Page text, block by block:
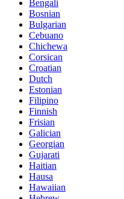
Bengali
Bosnian
Bulgarian
Cebuano
Chichewa
Corsican
Croatian
Dutch
Estonian
Filipino
Finnish
Frisian
Galician
Georgian
Gujarati
Haitian
Hausa
Hawaiian